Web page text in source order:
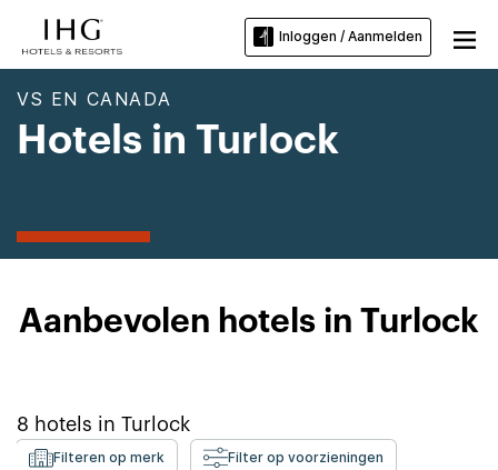
Inloggen / Aanmelden
VS EN CANADA
Hotels in Turlock
Aanbevolen hotels in Turlock
8 hotels in Turlock
Filteren op merk Filter op voorzieningen